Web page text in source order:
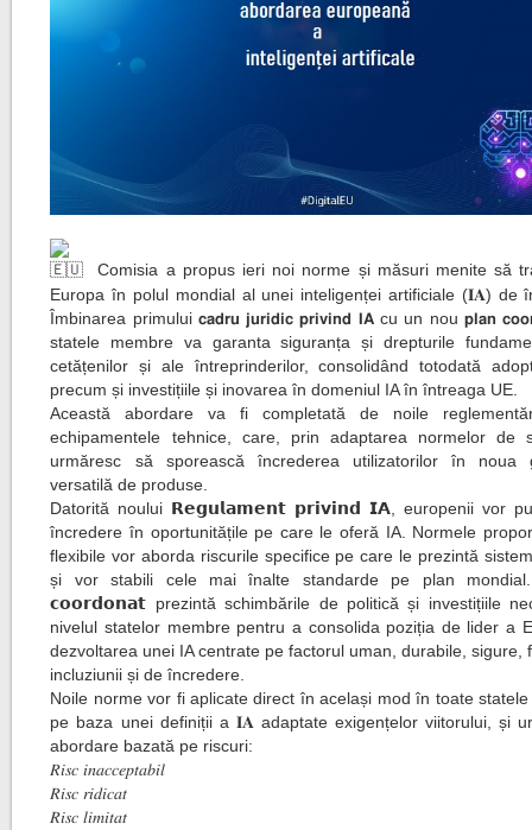
Comisia a propus ieri noi norme și măsuri menite să
Europa în polul mondial al unei inteligenței artificiale (𝐈𝐀) de
Îmbinarea primului 𝗰𝗮𝗱𝗿𝘂 𝗷𝘂𝗿𝗶𝗱𝗶𝗰 𝗽𝗿𝗶𝘃𝗶𝗻𝗱 𝗜𝗔 cu un nou 𝗽𝗹𝗮𝗻
statele membre va garanta siguranța și drepturile
cetățenilor și ale întreprinderilor, consolidând totodată
precum și investițiile și inovarea în domeniul IA în întreaga UE.
Această abordare va fi completată de noile
echipamentele tehnice, care, prin adaptarea normelor de
urmăresc să sporească încrederea utilizatorilor în noua
versatilă de produse.
Datorită noului 𝗥𝗲𝗴𝘂𝗹𝗮𝗺𝗲𝗻𝘁 𝗽𝗿𝗶𝘃𝗶𝗻𝗱 𝗜𝗔, europenii vor
încredere în oportunitățile pe care le oferă IA. Normele
flexibile vor aborda riscurile specifice pe care le prezintă
și vor stabili cele mai înalte standarde pe plan
𝗰𝗼𝗼𝗿𝗱𝗼𝗻𝗮𝘁 prezintă schimbările de politică și investițiile
nivelul statelor membre pentru a consolida poziția de lider a
dezvoltarea unei IA centrate pe factorul uman, durabile, sigure,
incluziunii și de încredere.
Noile norme vor fi aplicate direct în același mod în toate
pe baza unei definiții a 𝐈𝐀 adaptate exigențelor viitorului, și
abordare bazată pe riscuri:
𝑅𝑖𝑠𝑐 𝑖𝑛𝑎𝑐𝑐𝑒𝑝𝑡𝑎𝑏𝑖𝑙
𝑅𝑖𝑠𝑐 𝑟𝑖𝑑𝑖𝑐𝑎𝑡
𝑅𝑖𝑠𝑐 𝑙𝑖𝑚𝑖𝑡𝑎𝑡